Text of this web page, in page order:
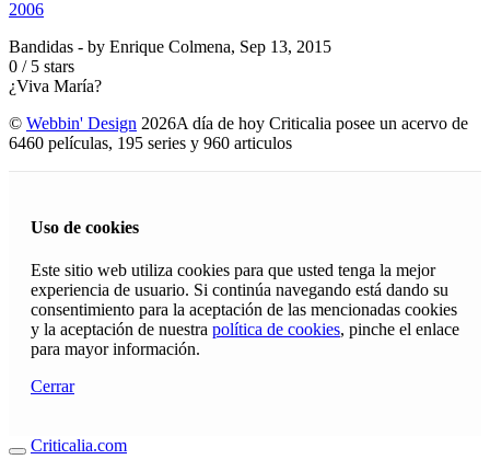
2006
Bandidas - by Enrique Colmena, Sep 13, 2015
0 / 5 stars
¿Viva María?
© Webbin' Design 2026A día de hoy Criticalia posee un acervo de
6460 películas, 195 series y 960 articulos
Uso de cookies
Este sitio web utiliza cookies para que usted tenga la mejor
experiencia de usuario. Si continúa navegando está dando su
consentimiento para la aceptación de las mencionadas cookies
y la aceptación de nuestra política de cookies, pinche el enlace
para mayor información.
Cerrar
Criticalia.com